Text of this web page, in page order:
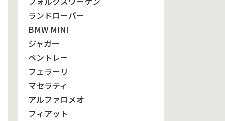
ランドローバー
BMW MINI
ジャガー
ベントレー
フェラーリ
マセラティ
アルファロメオ
フィアット